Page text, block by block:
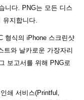
니다. PNG는 모든 디스
유지합니다.
형식의 iPhone 스크린샷
트와 날카로운 가장자리
보고서를 위해 PNG로
쇄 서비스(Printful,